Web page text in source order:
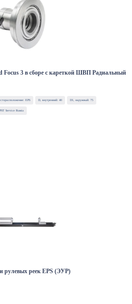
3 в сборе с кареткой ШВП Радиальный
EPS D, внутренний: 40 D1, наружный: 75
Service Russia
рулевых реек EPS (ЭУР)